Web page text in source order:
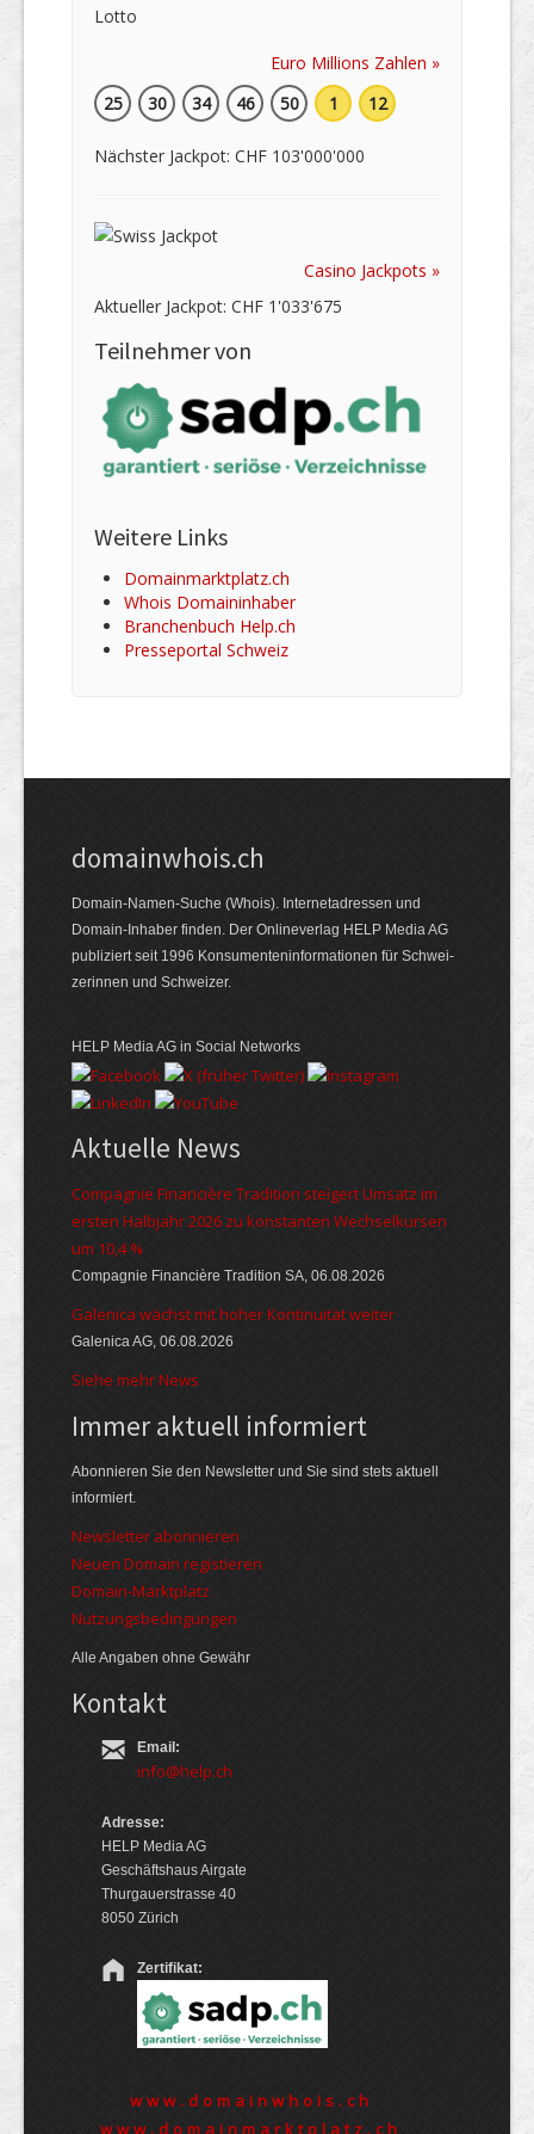
Euro Millions Zahlen »
25
30 34 46 50 1 12
Nächster Jackpot: CHF 103'000'000
Casino Jackpots »
Aktueller Jackpot: CHF 1'033'675
Teilnehmer von
Weitere Links
Domainmarktplatz.ch
Whois Domaininhaber
Branchenbuch Help.ch
Presseportal Schweiz
domainwhois.ch
Domain-Namen-Suche (Whois). Internet­adressen und
Domain-Inhaber finden. Der Online­verlag HELP Media AG
publiziert seit 1996 Konsumenten­informationen für Schwei­
zerinnen und Schweizer.
HELP Media AG in Social Networks
Aktuelle News
Compagnie Financière Tradition steigert Umsatz im
ersten Halbjahr 2026 zu konstanten Wechselkursen
um 10,4 %
Compagnie Financière Tradition SA, 06.08.2026
Galenica wächst mit hoher Kontinuität weiter
Galenica AG, 06.08.2026
Siehe mehr News
Immer aktuell informiert
Abonnieren Sie den Newsletter und Sie sind stets aktuell
informiert.
Newsletter abonnieren
Neuen Domain registieren
Domain-Marktplatz
Nutzungsbedingungen
Alle Angaben ohne Gewähr
Kontakt
Email:
info@help.ch
Adresse:
HELP Media AG
Geschäftshaus Airgate
Thurgauerstrasse 40
8050 Zürich
Zertifikat:
www.domainwhois.ch
www.domainmarktplatz.ch